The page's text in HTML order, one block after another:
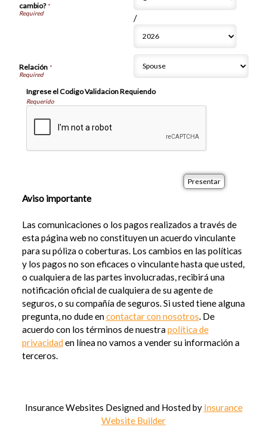
cambio?*
/
Relación*
Ingrese el Codigo Validacion Requiendo
Requerido
Aviso importante
Las comunicaciones o los pagos realizados a través de
esta página web no constituyen un acuerdo vinculante
para su póliza o coberturas. Los cambios en las políticas
y los pagos no son eficaces o vinculante hasta que usted,
o cualquiera de las partes involucradas, recibirá una
notificación oficial de cualquiera de su agente de
seguros, o su compañía de seguros. Si usted tiene alguna
pregunta, no dude encontactar con nosotros. De
acuerdo con los términos de nuestrapolítica de
privacidaden línea no vamos a vender su información a
terceros.
Insurance Websites Designed and Hosted by Insurance
Website Builder